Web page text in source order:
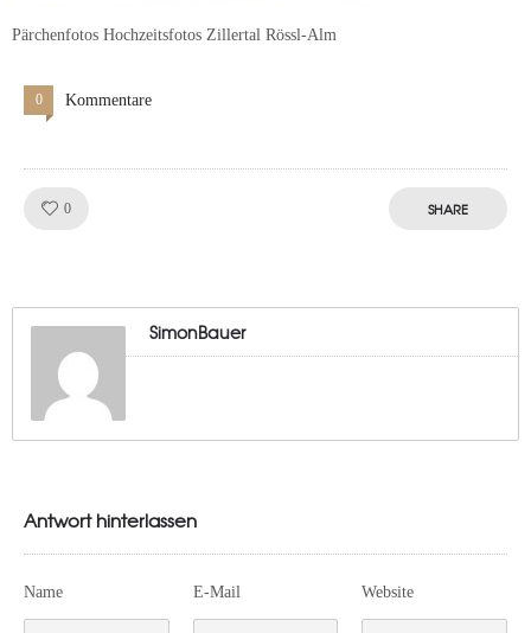
Pärchenfotos Hochzeitsfotos Zillertal Rössl-Alm
0 Kommentare
0 SHARE
SimonBauer
Antwort hinterlassen
Name E-Mail Website